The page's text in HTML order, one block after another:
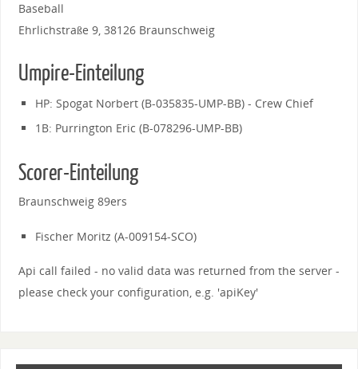
Baseball
Ehrlichstraße 9, 38126 Braunschweig
Umpire-Einteilung
HP: Spogat Norbert (B-035835-UMP-BB) - Crew Chief
1B: Purrington Eric (B-078296-UMP-BB)
Scorer-Einteilung
Braunschweig 89ers
Fischer Moritz (A-009154-SCO)
Api call failed - no valid data was returned from the server -
please check your configuration, e.g. 'apiKey'